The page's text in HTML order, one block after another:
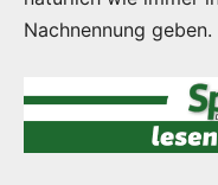
Nachnennung geben.